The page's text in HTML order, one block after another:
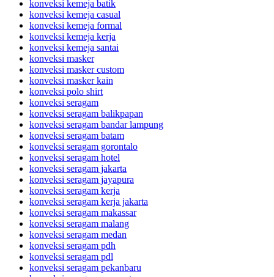
konveksi kemeja batik
konveksi kemeja casual
konveksi kemeja formal
konveksi kemeja kerja
konveksi kemeja santai
konveksi masker
konveksi masker custom
konveksi masker kain
konveksi polo shirt
konveksi seragam
konveksi seragam balikpapan
konveksi seragam bandar lampung
konveksi seragam batam
konveksi seragam gorontalo
konveksi seragam hotel
konveksi seragam jakarta
konveksi seragam jayapura
konveksi seragam kerja
konveksi seragam kerja jakarta
konveksi seragam makassar
konveksi seragam malang
konveksi seragam medan
konveksi seragam pdh
konveksi seragam pdl
konveksi seragam pekanbaru